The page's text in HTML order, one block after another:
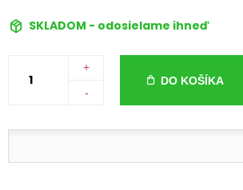
SKLADOM - odosielame ihneď
+
-
DO KOŠÍKA